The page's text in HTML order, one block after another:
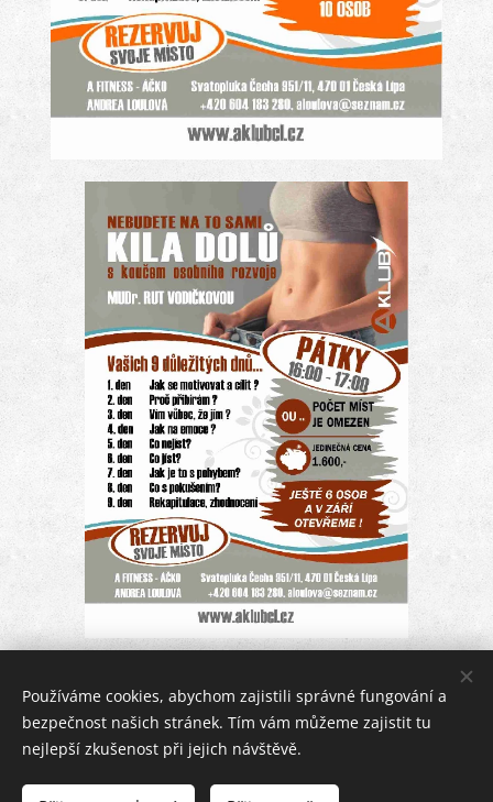
© 2020 A KLUB, z.s., všechna práva vyhrazena.
Cookies
Používáme cookies, abychom zajistili správné fungování a
bezpečnost našich stránek. Tím vám můžeme zajistit tu
nejlepší zkušenost při jejich návštěvě.